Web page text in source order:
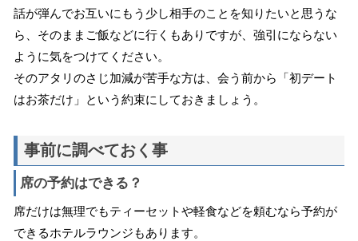
話が弾んでお互いにもう少し相手のことを知りたいと思うな
ら、そのままご飯などに行くもありですが、強引にならない
ように気をつけてください。
そのアタリのさじ加減が苦手な方は、会う前から「初デート
はお茶だけ」という約束にしておきましょう。
事前に調べておく事
席の予約はできる？
席だけは無理でもティーセットや軽食などを頼むなら予約が
できるホテルラウンジもあります。